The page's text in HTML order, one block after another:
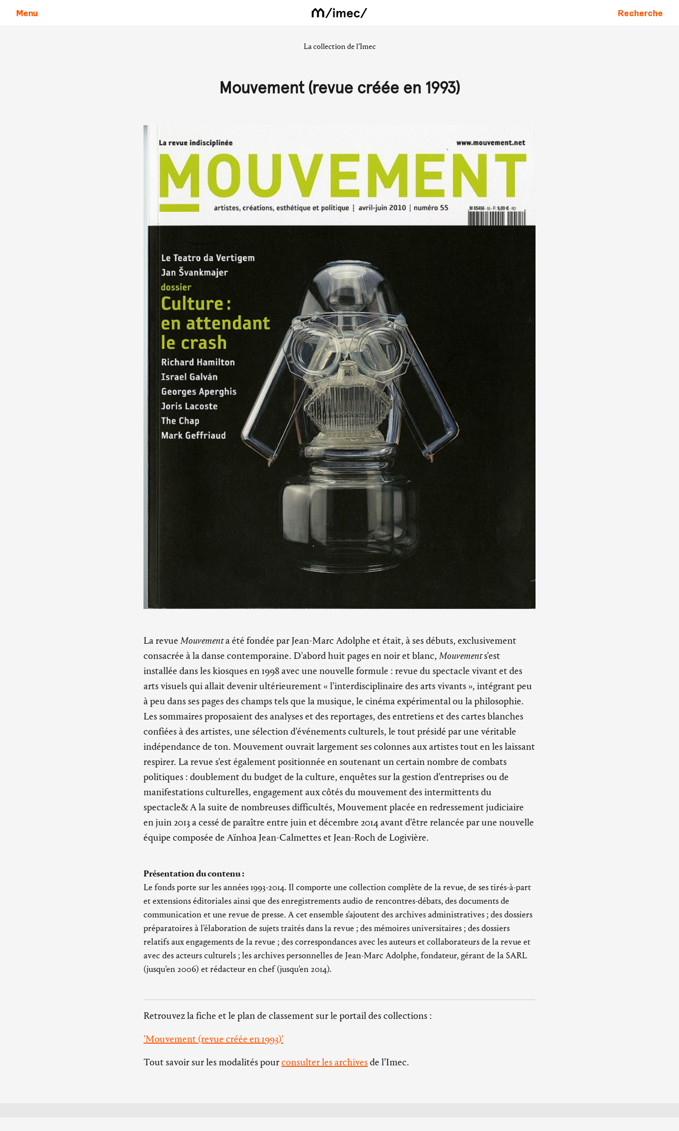
Menu Recherche
La collection de l’Imec
Mouvement (revue créée en 1993)
La revue Mouvementa été fondée par Jean-Marc Adolphe et était, à ses débuts, exclusivement
consacrée à la danse contemporaine. D'abord huit pages en noir et blanc, Mouvements'est
installée dans les kiosques en 1998 avec une nouvelle formule : revue du spectacle vivant et des
arts visuels qui allait devenir ultérieurement « l'interdisciplinaire des arts vivants », intégrant peu
à peu dans ses pages des champs tels que la musique, le cinéma expérimental ou la philosophie.
Les sommaires proposaient des analyses et des reportages, des entretiens et des cartes blanches
confiées à des artistes, une sélection d'événements culturels, le tout présidé par une véritable
indépendance de ton. Mouvement ouvrait largement ses colonnes aux artistes tout en les laissant
respirer. La revue s'est également positionnée en soutenant un certain nombre de combats
politiques : doublement du budget de la culture, enquêtes sur la gestion d'entreprises ou de
manifestations culturelles, engagement aux côtés du mouvement des intermittents du
spectacle& A la suite de nombreuses difficultés, Mouvement placée en redressement judiciaire
en juin 2013 a cessé de paraître entre juin et décembre 2014 avant d'être relancée par une nouvelle
équipe composée de Aïnhoa Jean-Calmettes et Jean-Roch de Logivière.
Présentation du contenu :
Le fonds porte sur les années 1993-2014. Il comporte une collection complète de la revue, de ses tirés-à-part
et extensions éditoriales ainsi que des enregistrements audio de rencontres-débats, des documents de
communication et une revue de presse. A cet ensemble s'ajoutent des archives administratives ; des dossiers
préparatoires à l'élaboration de sujets traités dans la revue ; des mémoires universitaires ; des dossiers
relatifs aux engagements de la revue ; des correspondances avec les auteurs et collaborateurs de la revue et
avec des acteurs culturels ; les archives personnelles de Jean-Marc Adolphe, fondateur, gérant de la SARL
(jusqu'en 2006) et rédacteur en chef (jusqu'en 2014).
Retrouvez la fiche et le plan de classement sur le portail des collections :
'Mouvement (revue créée en 1993)'
Tout savoir sur les modalités pourconsulter les archivesde l’Imec.